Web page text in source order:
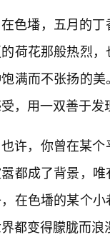
在色墦，五月的
荷花那般热烈
满而不张扬的
，用一双善于发
也许，你曾在某
都成了背景，
，在色墦的某个
都变得朦胧而浪